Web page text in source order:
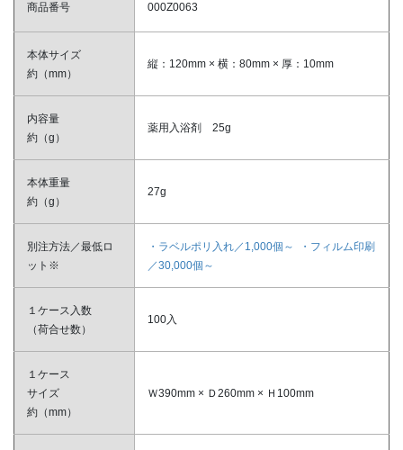
商品番号 000Z0063
本体サイズ
約（mm）
縦：120mm × 横：80mm × 厚：10mm
内容量
約（g）
薬用入浴剤 25g
本体重量
約（g）
27g
別注方法／最低ロ
ット※
・ラベルポリ入れ／1,000個～ ・フィルム印刷
／30,000個～
１ケース入数
（荷合せ数）
100入
１ケース
サイズ
約（mm）
Ｗ390mm × Ｄ260mm × Ｈ100mm